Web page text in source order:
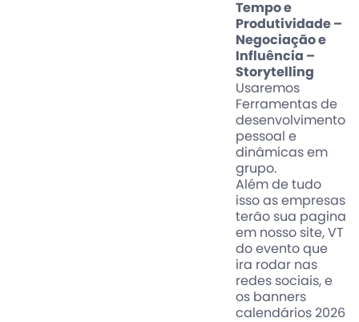
Tempo e
Produtividade –
Negociação e
Influência –
Storytelling
Usaremos
Ferramentas de
desenvolvimento
pessoal e
dinâmicas em
grupo.
Além de tudo
isso as empresas
terão sua pagina
em nosso site, VT
do evento que
ira rodar nas
redes sociais, e
os banners
calendários 2026